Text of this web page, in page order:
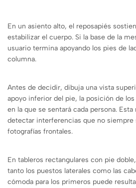
En un asiento alto, el reposapiés
estabilizar el cuerpo. Si la base de la
usuario termina apoyando los pies de
columna.
Antes de decidir, dibuja una vista
apoyo inferior del pie, la posición de
en la que se sentará cada persona.
detectar interferencias que no siempre
fotografías frontales.
En tableros rectangulares con pie
tanto los puestos laterales como las
cómoda para los primeros puede